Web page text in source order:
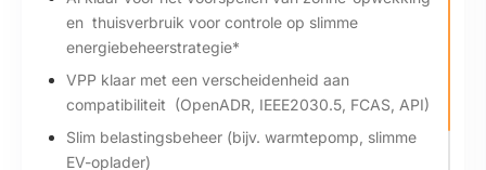
en thuisverbruik voor controle op slimme
energiebeheerstrategie*
VPP klaar met een verscheidenheid aan
compatibiliteit (OpenADR, IEEE2030.5, FCAS, API)
Slim belastingsbeheer (bijv. warmtepomp, slimme
EV-oplader)